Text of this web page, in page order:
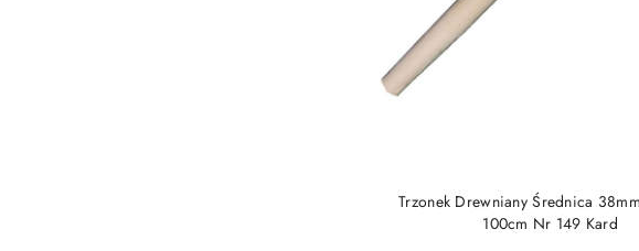
Trzonek Drewniany Średnica
100cm Nr 149 Kard
DO KOSZYKA